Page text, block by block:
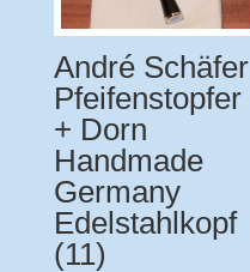
André Schäfer
Pfeifenstopfer
+ Dorn
Handmade
Germany
Edelstahlkopf
(11)